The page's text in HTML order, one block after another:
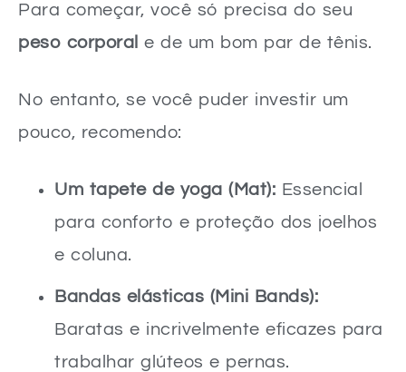
Para começar, você só precisa do seu
peso corporal e de um bom par de tênis.
No entanto, se você puder investir um
pouco, recomendo:
Um tapete de yoga (Mat): Essencial
para conforto e proteção dos joelhos
e coluna.
Bandas elásticas (Mini Bands):
Baratas e incrivelmente eficazes para
trabalhar glúteos e pernas.